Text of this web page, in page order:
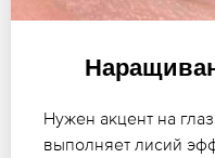
Нужен акцент на
выполняет лисий